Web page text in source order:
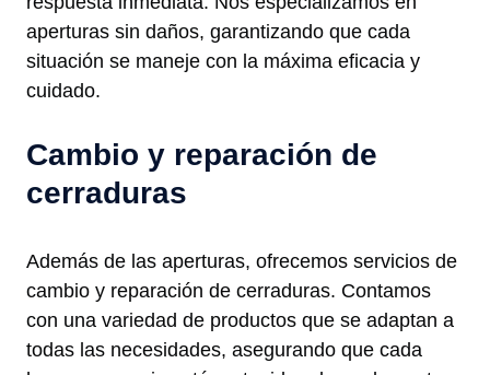
aperturas sin daños, garantizando que cada
situación se maneje con la máxima eficacia y
cuidado.
Cambio y reparación de
cerraduras
Además de las aperturas, ofrecemos servicios de
cambio y reparación de cerraduras. Contamos
con una variedad de productos que se adaptan a
todas las necesidades, asegurando que cada